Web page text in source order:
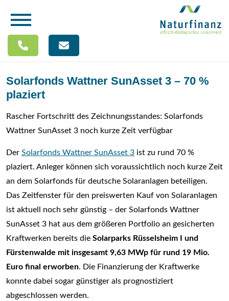
Solarfonds Wattner SunAsset 3 – 70 %
plaziert
Rascher Fortschritt des Zeichnungsstandes: Solarfonds
Wattner SunAsset 3 noch kurze Zeit verfügbar
Der Solarfonds Wattner SunAsset 3 ist zu rund 70 %
plaziert. Anleger können sich voraussichtlich noch kurze Zeit
an dem Solarfonds für deutsche Solaranlagen beteiligen.
Das Zeitfenster für den preiswerten Kauf von Solaranlagen
ist aktuell noch sehr günstig – der Solarfonds Wattner
SunAsset 3 hat aus dem größeren Portfolio an gesicherten
Kraftwerken bereits die Solarparks Rüsselsheim I und
Fürstenwalde mit insgesamt 9,63 MWp für rund 19 Mio.
Euro final erworben. Die Finanzierung der Kraftwerke
konnte dabei sogar günstiger als prognostiziert
abgeschlossen werden.